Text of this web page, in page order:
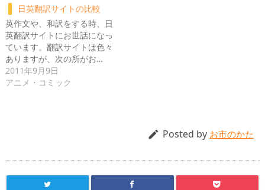
日英翻訳サイトの比較
英作文や、和訳をする時、日
英翻訳サイトにお世話になっ
ています。翻訳サイトは色々
ありますが、次の所がお…
2011年9月9日
アニメ・コミック
 Posted by お市のかた